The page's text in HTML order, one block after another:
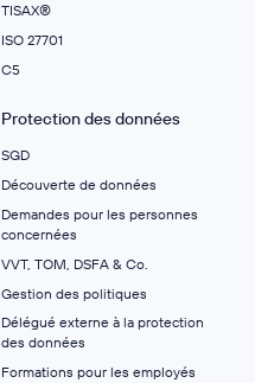
TISAX®
ISO 27701
C5
Protection des données
SGD
Découverte de données
Demandes pour les personnes
concernées
VVT, TOM, DSFA & Co.
Gestion des politiques
Délégué externe à la protection
des données
Formations pour les employés